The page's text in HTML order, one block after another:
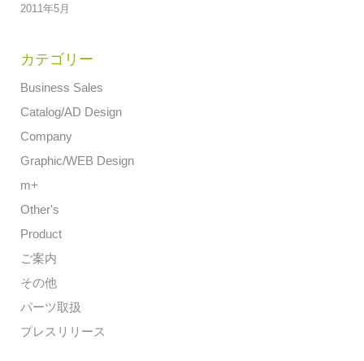
2011年5月
カテゴリー
Business Sales
Catalog/AD Design
Company
Graphic/WEB Design
m+
Other's
Product
ご案内
その他
パーツ取扱
プレスリリース